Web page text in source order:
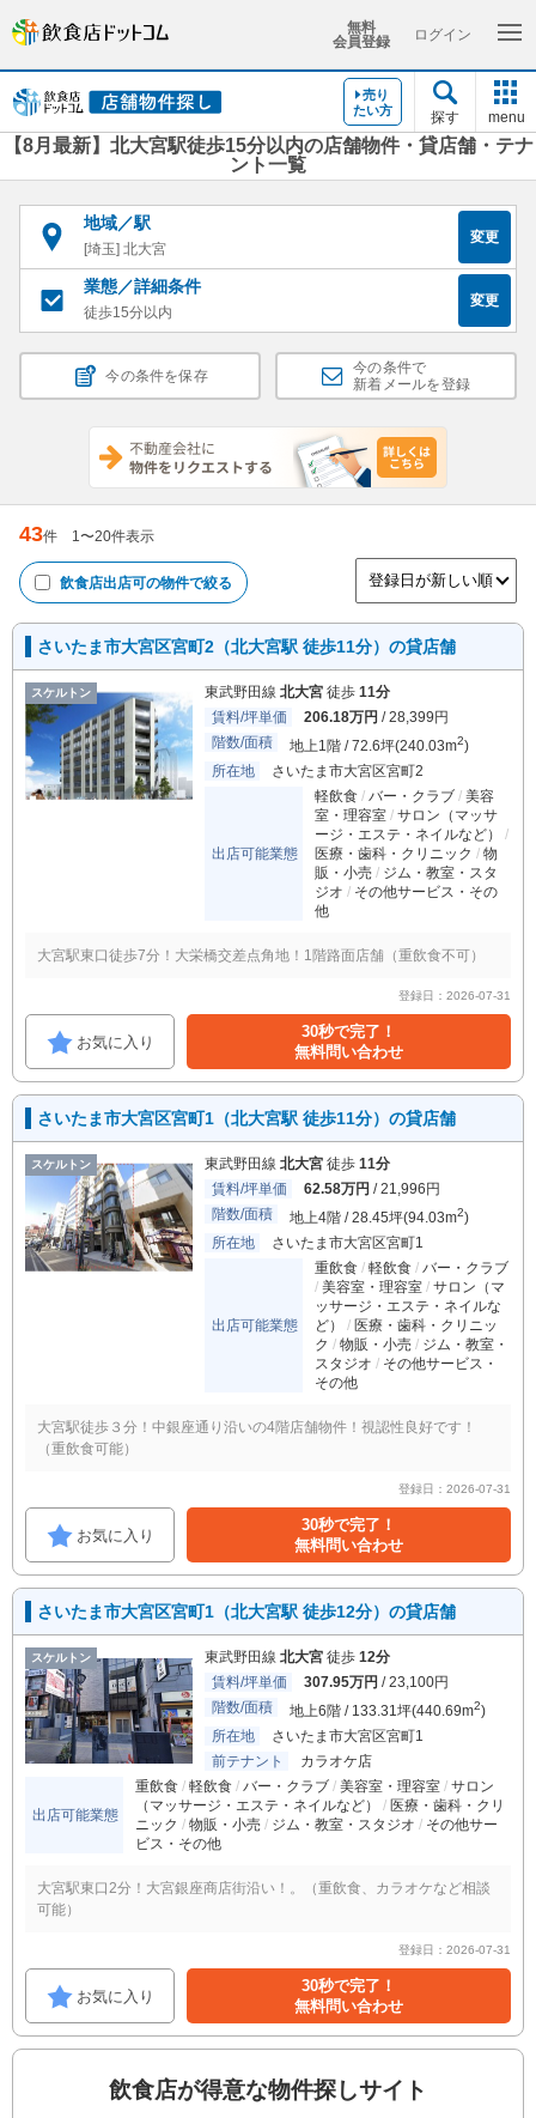
無料
会員登録
ログイン
売り
たい方
探す menu
【8月最新】北大宮駅徒歩15分以内の店舗物件・貸店舗・テナ
ント一覧
地域／駅
[埼玉] 北大宮
変更
業態／詳細条件
徒歩15分以内
変更
今の条件を保存
今の条件で
新着メールを登録
43件 1〜20件表示
飲食店出店可の物件で絞る
さいたま市大宮区宮町2（北大宮駅 徒歩11分）の貸店舗
スケルトン 東武野田線 北大宮 徒歩 11分
賃料/坪単価
206.18万円 / 28,399円
階数/面積
地上1階 / 72.6坪(240.03m2)
所在地
さいたま市大宮区宮町2
出店可能業態
軽飲食 バー・クラブ
美容
室・理容室
サロン（マッサ
ージ・エステ・ネイルなど）
医療・歯科・クリニック
物
販・小売
ジム・教室・スタ
ジオ
その他サービス・その
他
大宮駅東口徒歩7分！大栄橋交差点角地！1階路面店舗（重飲食不可）
登録日：2026-07-31
お気に入り
30秒で完了！
無料問い合わせ
さいたま市大宮区宮町1（北大宮駅 徒歩11分）の貸店舗
スケルトン 東武野田線 北大宮 徒歩 11分
賃料/坪単価
62.58万円 / 21,996円
階数/面積
地上4階 / 28.45坪(94.03m2)
所在地
さいたま市大宮区宮町1
出店可能業態
重飲食 軽飲食
バー・クラブ
美容室・理容室
サロン（マ
ッサージ・エステ・ネイルな
ど）
医療・歯科・クリニッ
ク
物販・小売
ジム・教室・
スタジオ
その他サービス・
その他
大宮駅徒歩３分！中銀座通り沿いの4階店舗物件！視認性良好です！
（重飲食可能）
登録日：2026-07-31
お気に入り
30秒で完了！
無料問い合わせ
さいたま市大宮区宮町1（北大宮駅 徒歩12分）の貸店舗
スケルトン 東武野田線 北大宮 徒歩 12分
賃料/坪単価
307.95万円 / 23,100円
階数/面積
地上6階 / 133.31坪(440.69m2)
所在地
さいたま市大宮区宮町1
前テナント
カラオケ店
出店可能業態
重飲食 軽飲食 バー・クラブ 美容室・理容室
サロン
（マッサージ・エステ・ネイルなど）
医療・歯科・クリ
ニック
物販・小売 ジム・教室・スタジオ
その他サー
ビス・その他
大宮駅東口2分！大宮銀座商店街沿い！。（重飲食、カラオケなど相談
可能）
登録日：2026-07-31
お気に入り
30秒で完了！
無料問い合わせ
飲食店が得意な物件探しサイト